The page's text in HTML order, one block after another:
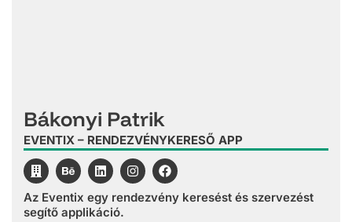
Bákonyi Patrik
EVENTIX – RENDEZVÉNYKERESŐ APP
Az Eventix egy rendezvény keresést és szervezést
segítő applikáció.